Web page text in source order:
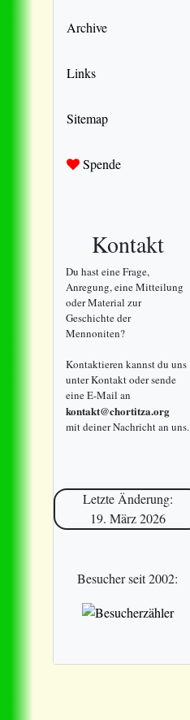
Archive
Links
Sitemap
Spende
Kontakt
Du hast eine Frage,
Anregung, eine Mitteilung
oder Material zur
Geschichte der
Mennoniten?
Kontaktieren kannst du uns
unter Kontakt oder sende
eine E-Mail an
kontakt@chortitza.org
mit deiner Nachricht an uns.
Letzte Änderung:
19. März 2026
Besucher seit 2002: